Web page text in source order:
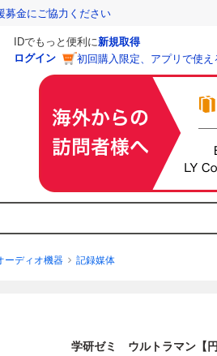
募金にご協力ください
IDでもっと便利に新規取得
ログイン
初回購入限定、アプリで使え
ーディオ機器 記録媒体
学研ゼミ ウルトラマン【